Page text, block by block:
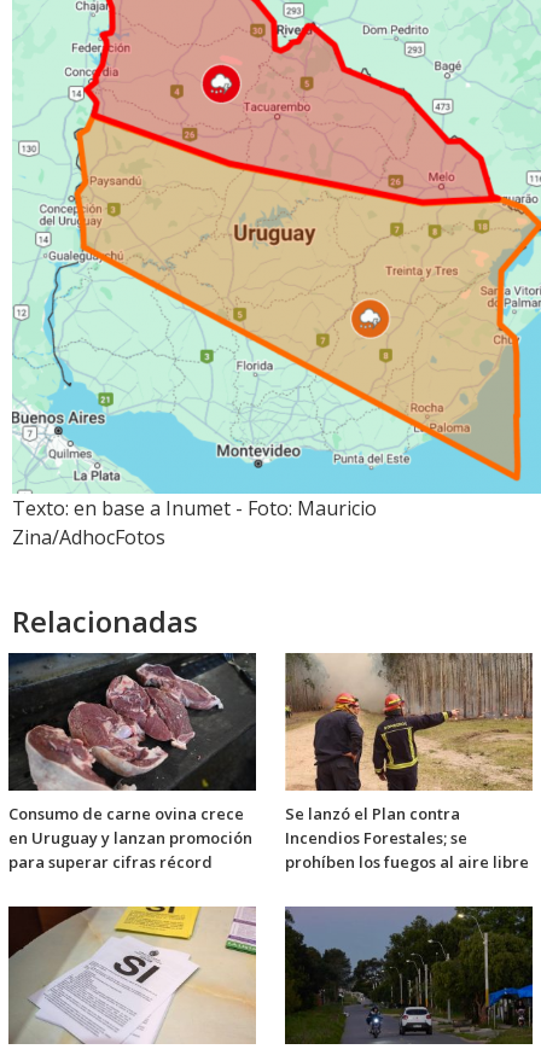
Texto: en base a Inumet - Foto: Mauricio
Zina/AdhocFotos
Relacionadas
Consumo de carne ovina crece
en Uruguay y lanzan promoción
para superar cifras récord
Se lanzó el Plan contra
Incendios Forestales; se
prohíben los fuegos al aire libre